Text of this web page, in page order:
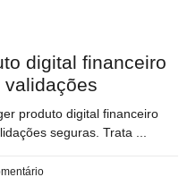
digital​ financeiro
produto digital financeiro
seguras. Trata